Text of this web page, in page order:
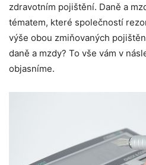
zdravotním pojištění. Daně a
tématem, které společností
výše obou zmiňovaných
daně a mzdy? To vše vám v
objasníme.